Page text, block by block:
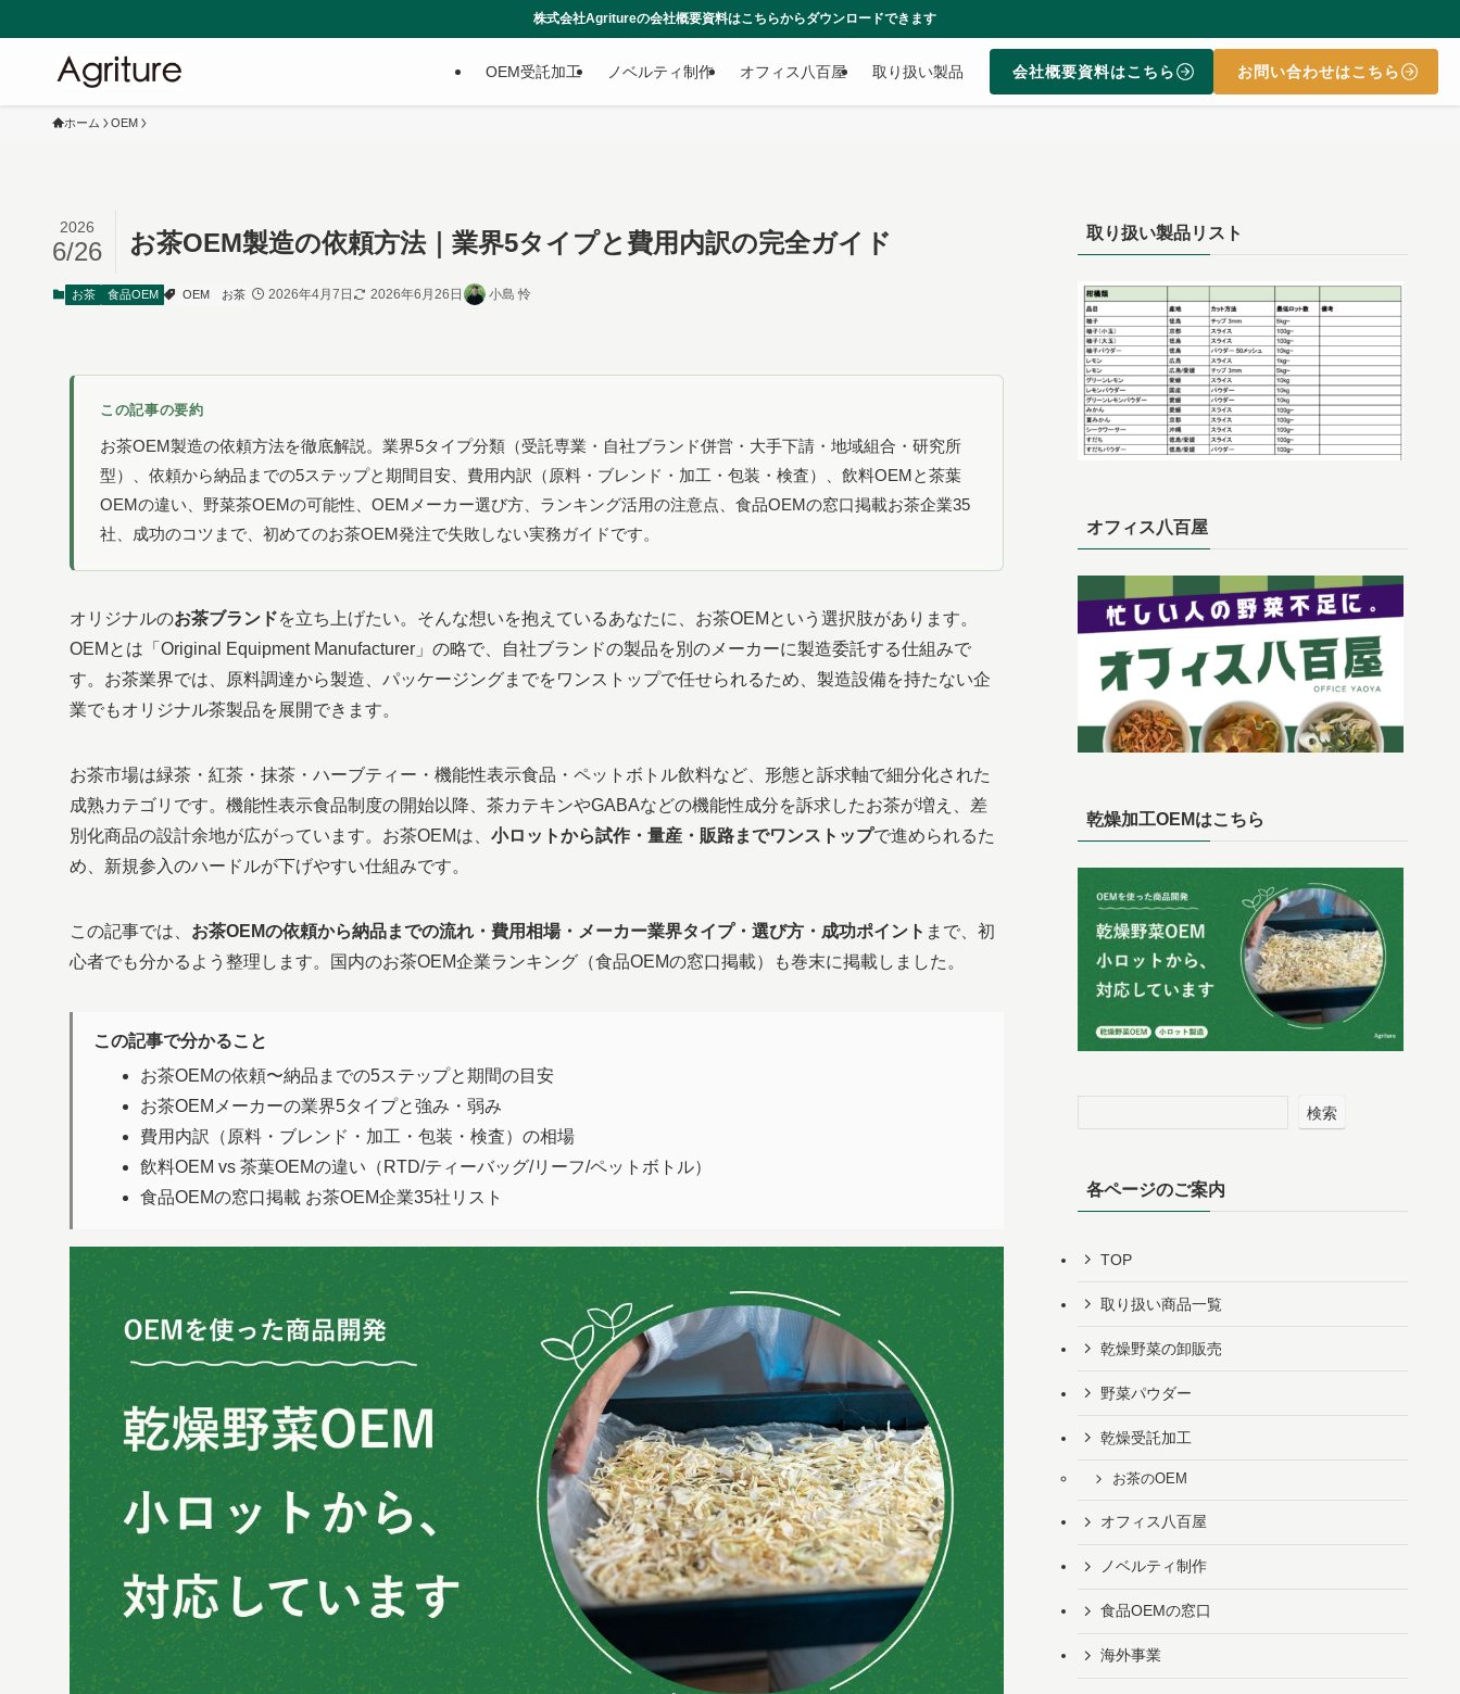
株式会社Agritureの会社概要資料はこちらからダウンロードできます
OEM受託加工 ノベルティ制作 オフィス八百屋 取り扱い製品 会社概要資料はこちら お問い合わせはこちら
ホーム OEM
お茶OEM製造の依頼方法｜業界5タイプと費用内訳の完全ガイド
2026
6/26
お茶 食品OEM OEM お茶 2026年4月7日 2026年6月26日 小島 怜
この記事の要約
お茶OEM製造の依頼方法を徹底解説。業界5タイプ分類（受託専業・自社ブランド併営・大手下請・地域組合・研究所
型）、依頼から納品までの5ステップと期間目安、費用内訳（原料・ブレンド・加工・包装・検査）、飲料OEMと茶葉
OEMの違い、野菜茶OEMの可能性、OEMメーカー選び方、ランキング活用の注意点、食品OEMの窓口掲載お茶企業35
社、成功のコツまで、初めてのお茶OEM発注で失敗しない実務ガイドです。
オリジナルのお茶ブランドを立ち上げたい。そんな想いを抱えているあなたに、お茶OEMという選択肢があります。
OEMとは「Original Equipment Manufacturer」の略で、自社ブランドの製品を別のメーカーに製造委託する仕組みで
す。お茶業界では、原料調達から製造、パッケージングまでをワンストップで任せられるため、製造設備を持たない企
業でもオリジナル茶製品を展開できます。
お茶市場は緑茶・紅茶・抹茶・ハーブティー・機能性表示食品・ペットボトル飲料など、形態と訴求軸で細分化された
成熟カテゴリです。機能性表示食品制度の開始以降、茶カテキンやGABAなどの機能性成分を訴求したお茶が増え、差
別化商品の設計余地が広がっています。お茶OEMは、 小ロットから試作・量産・販路までワンストップで進められるた
め、新規参入のハードルが下げやすい仕組みです。
この記事では、 お茶OEMの依頼から納品までの流れ・費用相場・メーカー業界タイプ・選び方・成功ポイント まで、初
心者でも分かるよう整理します。国内のお茶OEM企業ランキング（食品OEMの窓口掲載）も巻末に掲載しました。
この記事で分かること
お茶OEMの依頼〜納品までの5ステップと期間の目安
お茶OEMメーカーの業界5タイプと強み・弱み
費用内訳（原料・ブレンド・加工・包装・検査）の相場
飲料OEM vs 茶葉OEMの違い（RTD/ティーバッグ/リーフ/ペットボトル）
食品OEMの窓口掲載 お茶OEM企業35社リスト
取り扱い製品リスト
オフィス八百屋
乾燥加工OEMはこちら
検索
各ページのご案内
TOP
取り扱い商品一覧
乾燥野菜の卸販売
野菜パウダー
乾燥受託加工
お茶のOEM
オフィス八百屋
ノベルティ制作
食品OEMの窓口
海外事業